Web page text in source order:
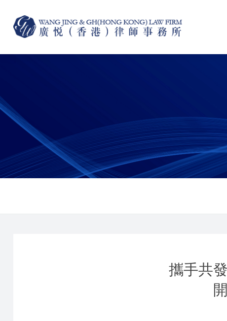
攜手共